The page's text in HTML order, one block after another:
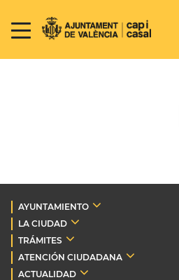
AYUNTAMIENTO
LA CIUDAD
TRÁMITES
ATENCIÓN CIUDADANA
ACTUALIDAD